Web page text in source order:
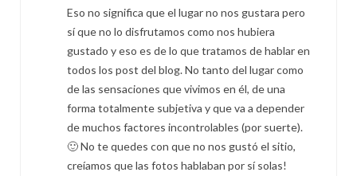
Eso no significa que el lugar no nos gustara pero
sí que no lo disfrutamos como nos hubiera
gustado y eso es de lo que tratamos de hablar en
todos los post del blog. No tanto del lugar como
de las sensaciones que vivimos en él, de una
forma totalmente subjetiva y que va a depender
de muchos factores incontrolables (por suerte).
🙂 No te quedes con que no nos gustó el sitio,
creíamos que las fotos hablaban por sí solas!